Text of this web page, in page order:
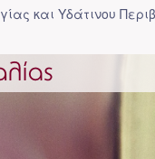
και Υδάτινου